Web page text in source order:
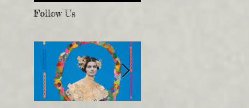
Follow Us